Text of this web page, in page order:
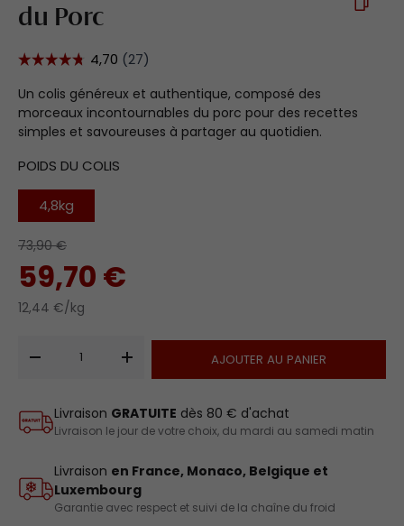
du Porc
Un colis généreux et authentique, composé des
morceaux incontournables du porc pour des recettes
simples et savoureuses à partager au quotidien.
POIDS DU COLIS
4,8kg
59,70 €
73,90 €
12,44 €/kg
-
+ AJOUTER AU PANIER
Livraison GRATUITE dès 80 € d'achat
Livraison le jour de votre choix, du mardi au samedi matin
Livraison en France, Monaco, Belgique et
Luxembourg
Garantie avec respect et suivi de la chaîne du froid